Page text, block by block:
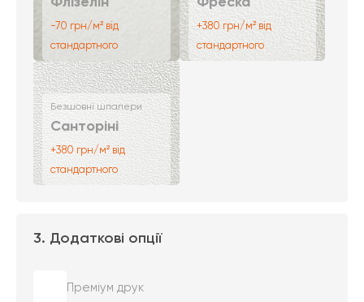
-70 грн/м² від
стандартного
+380 грн/м² від
стандартного
Безшовні шпалери
Санторіні
+380 грн/м² від
стандартного
3. Додаткові опції
Преміум друк